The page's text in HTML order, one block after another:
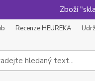
Zboží
Recenze HEUREKA